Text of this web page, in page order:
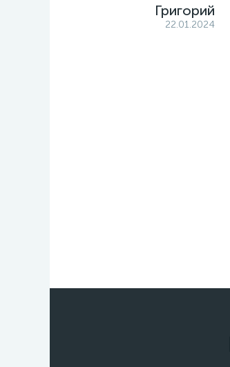
Григорий
22.01.2024